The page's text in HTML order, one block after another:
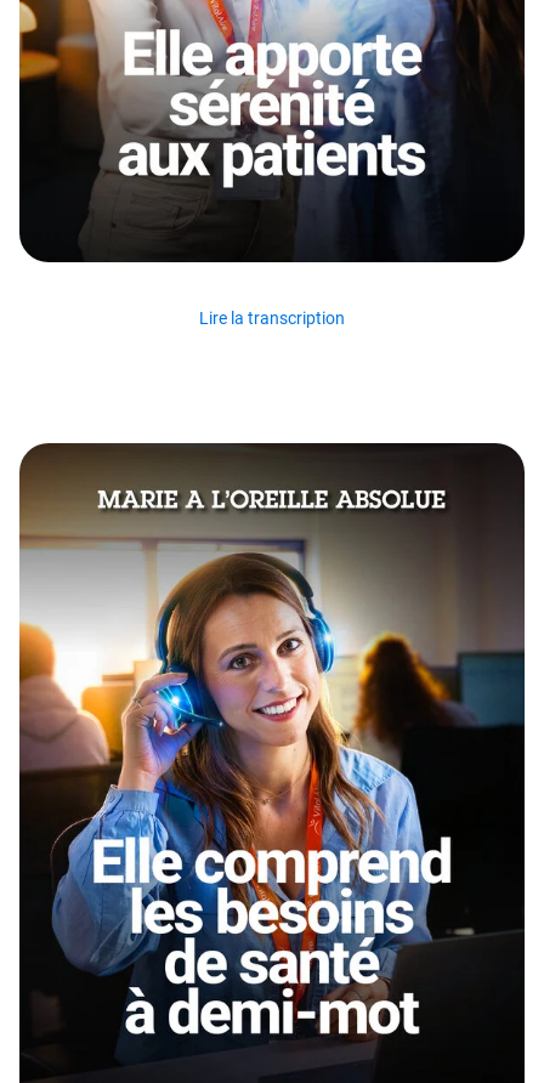
Lire la transcription